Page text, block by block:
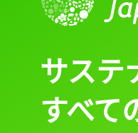
サステ
すべて